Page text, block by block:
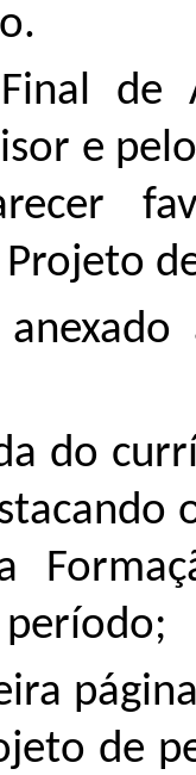
de
e
do
período;
de